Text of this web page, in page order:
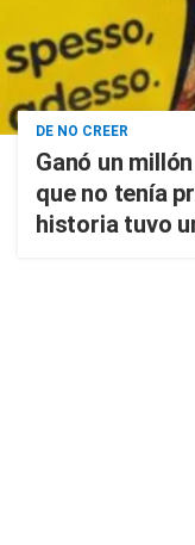
DE NO CREER
Ganó un
que no tenía
historia tuvo